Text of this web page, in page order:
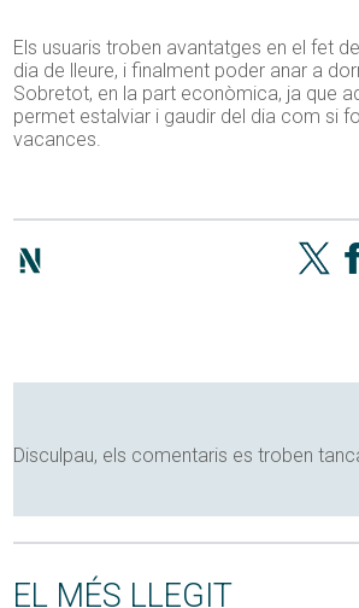
Els usuaris troben avantatges en el fet
dia de lleure, i finalment poder anar a
Sobretot, en la part econòmica, ja que
permet estalviar i gaudir del dia com si
vacances.
Disculpau, els comentaris es troben
EL MÉS LLEGIT